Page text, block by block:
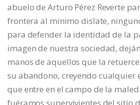
abuelo de Arturo Pérez Reverte
frontera al mínimo dislate,
para defender la identidad de la
imagen de nuestra sociedad,
manos de aquellos que la
su abandono, creyendo cualquier
que entre en el campo de la